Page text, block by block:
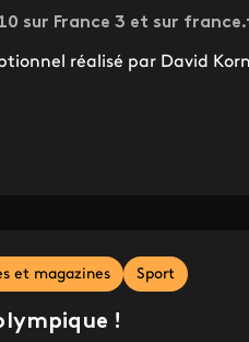
sur France 3 et sur
réalisé par David
et magazines Sport
!